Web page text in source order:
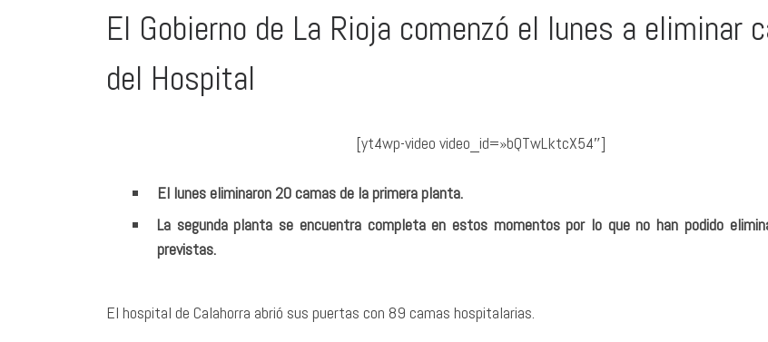
El Gobierno de La Rioja comenzó el lunes a eliminar
del Hospital
[yt4wp-video video_id=»bQTwLktcX54″]
El lunes eliminaron 20 camas de la primera planta.
La segunda planta se encuentra completa en estos momentos por lo que no han podido
previstas.
El hospital de Calahorra abrió sus puertas con 89 camas hospitalarias.